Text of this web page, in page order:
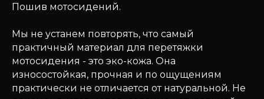
Пошив мотосидений.
Мы не устанем повторять, что самый
практичный материал для перетяжки
мотосидения - это эко-кожа. Она
износостойкая, прочная и по ощущениям
практически не отличается от натуральной. Не